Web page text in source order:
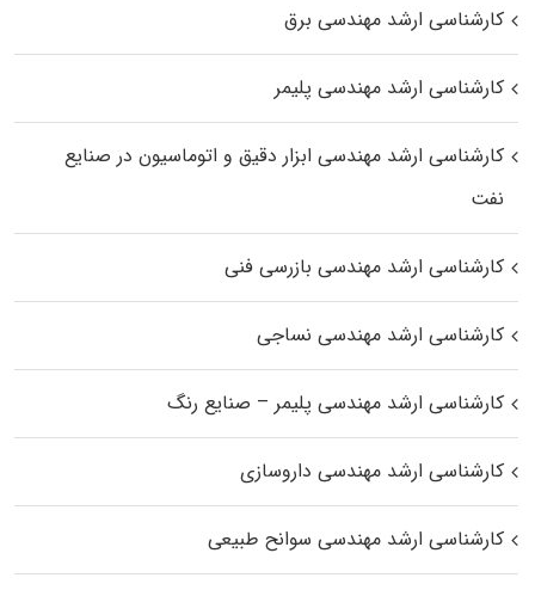
کارشناسی ارشد مهندسی برق
کارشناسی ارشد مهندسی پلیمر
کارشناسی ارشد مهندسی ابزار دقیق و اتوماسیون در صنایع
نفت
کارشناسی ارشد مهندسی بازرسی فنی
کارشناسی ارشد مهندسی نساجی
کارشناسی ارشد مهندسی پلیمر – صنایع رنگ
کارشناسی ارشد مهندسی داروسازی
کارشناسی ارشد مهندسی سوانح طبیعی